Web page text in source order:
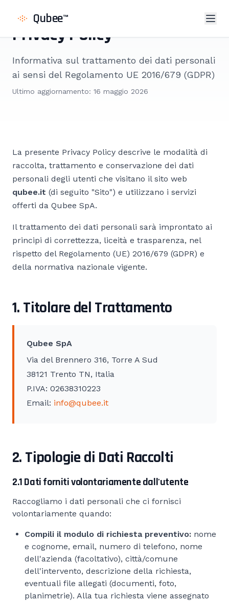
Qubee™
Privacy Policy
Informativa sul trattamento dei dati personali
ai sensi del Regolamento UE 2016/679 (GDPR)
Ultimo aggiornamento: 16 maggio 2026
La presente Privacy Policy descrive le modalità di
raccolta, trattamento e conservazione dei dati
personali degli utenti che visitano il sito web
qubee.it (di seguito "Sito") e utilizzano i servizi
offerti da Qubee SpA.
Il trattamento dei dati personali sarà improntato ai
principi di correttezza, liceità e trasparenza, nel
rispetto del Regolamento (UE) 2016/679 (GDPR) e
della normativa nazionale vigente.
1. Titolare del Trattamento
Qubee SpA
Via del Brennero 316, Torre A Sud
38121 Trento TN, Italia
P.IVA: 02638310223
Email: info@qubee.it
2. Tipologie di Dati Raccolti
2.1 Dati forniti volontariamente dall'utente
Raccogliamo i dati personali che ci fornisci
volontariamente quando:
Compili il modulo di richiesta preventivo: nome
e cognome, email, numero di telefono, nome
dell'azienda (facoltativo), città/comune
dell'intervento, descrizione della richiesta,
eventuali file allegati (documenti, foto,
planimetrie). Alla tua richiesta viene assegnato